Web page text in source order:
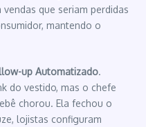
que seriam perdidas
mantendo o
up Automatizado.
do vestido, mas o chefe
chorou. Ela fechou o
lojistas configuram